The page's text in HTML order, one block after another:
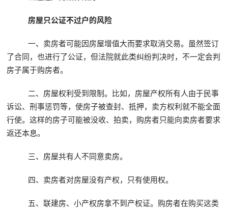
房屋只公证不过户的风险
一、卖房者可能因房屋增值大而要求取消交易。虽然签订
了合同，也进行了公证，但法院就此类纠纷判决时，不一定会判
房子属于购房者。
二、房屋权利受到限制。比如，房屋产权所有人由于民事
诉讼、刑事惩罚等，使房子被查封、抵押，卖方权利就不能全面
行使。这样的房子可能被没收、拍卖，购房者只能向卖房者要求
返还本息。
三、房屋共有人不同意卖房。
四、卖房者对房屋没有产权，只有使用权。
五、联建房、小产权房拿不到产权证。购房者在购买这类